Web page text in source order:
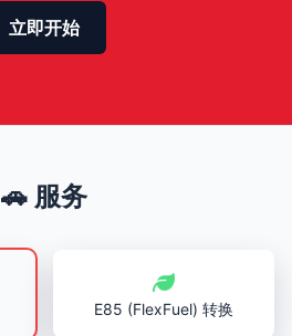
立即开始
🚗 服务
E85 (FlexFuel) 转换